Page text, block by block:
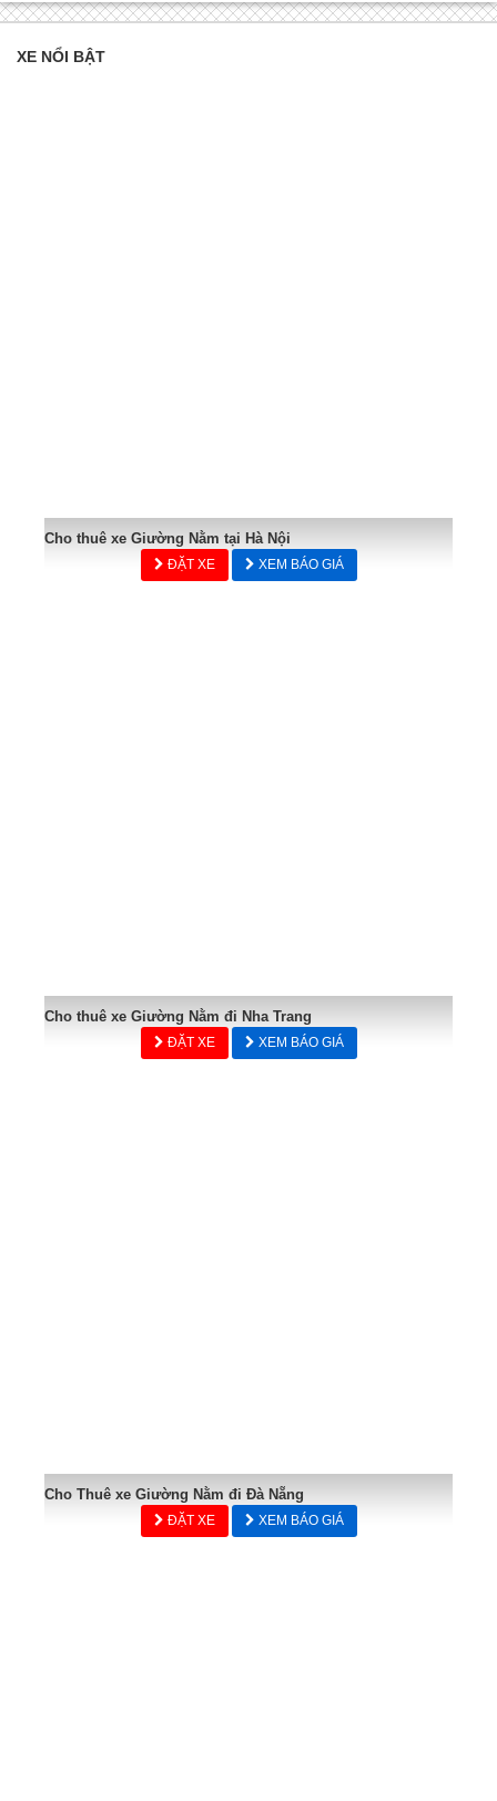
XE NỔI BẬT
Cho thuê xe Giường Nằm tại Hà Nội
ĐẶT XE XEM BÁO GIÁ
Cho thuê xe Giường Nằm đi Nha Trang
ĐẶT XE XEM BÁO GIÁ
Cho Thuê xe Giường Nằm đi Đà Nẵng
ĐẶT XE XEM BÁO GIÁ